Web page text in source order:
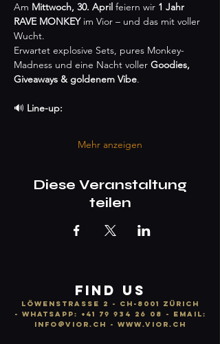
Am Mittwoch, 30. April feiern wir 1 Jahr
RAVE MONKEY im Vior – und das mit voller
Wucht.
Erwartet explosive Sets, pures Monkey-
Madness und eine Nacht voller Goodies,
Giveaways & goldenem Vibe.
🔊 Line-up:
Mehr anzeigen
Diese Veranstaltung
teilen
FIND US
LÖWENSTRASSE 2 - CH-8001 ZÜRICH
- WhatsApp: +41 79 934 26 08
- email:
info @vior.ch - www.vior.ch